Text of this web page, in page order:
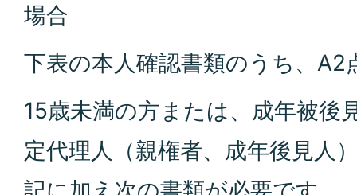
場合
下表の本人確認書類のうち、A2
15歳未満の方または、成年被後
定代理人（親権者、成年後見人